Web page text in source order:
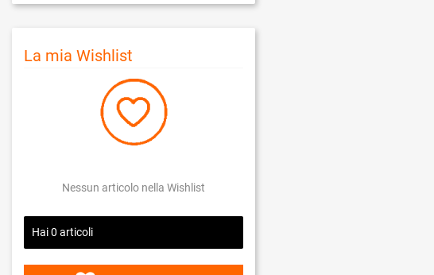
La mia Wishlist
Nessun articolo nella Wishlist
Hai0 articoli